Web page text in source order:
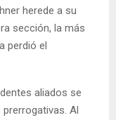
herede a su
sección, la más
perdió el
aliados se
Al